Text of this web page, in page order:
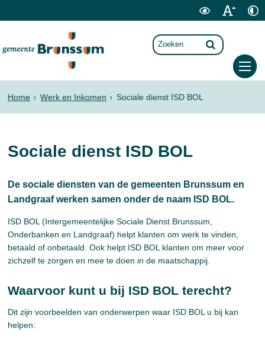
Home Werk en Inkomen Sociale dienst ISD BOL
Sociale dienst ISD BOL
De sociale diensten van de gemeenten Brunssum en
Landgraaf werken samen onder de naam ISD BOL.
ISD BOL (Intergemeentelijke Sociale Dienst Brunssum,
Onderbanken en Landgraaf) helpt klanten om werk te vinden,
betaald of onbetaald. Ook helpt ISD BOL klanten om meer voor
zichzelf te zorgen en mee te doen in de maatschappij.
Waarvoor kunt u bij ISD BOL terecht?
Dit zijn voorbeelden van onderwerpen waar ISD BOL u bij kan
helpen: